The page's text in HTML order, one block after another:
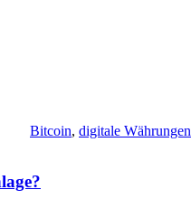
Bitcoin, digitale Währungen